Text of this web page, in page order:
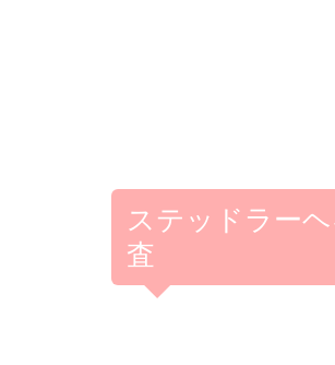
ステッドラー
査